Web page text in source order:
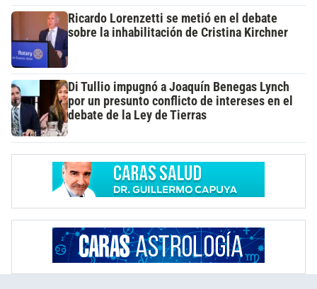
Ricardo Lorenzetti se metió en el debate
sobre la inhabilitación de Cristina Kirchner
Di Tullio impugnó a Joaquín Benegas Lynch
por un presunto conflicto de intereses en el
debate de la Ley de Tierras